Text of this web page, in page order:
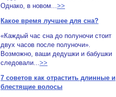
Однако, в новом...>>
Какое время лучшее для сна?
«Каждый час сна до полуночи стоит
двух часов после полуночи».
Возможно, ваши дедушки и бабушки
следовали...>>
7 советов как отрастить длинные и
блестящие волосы